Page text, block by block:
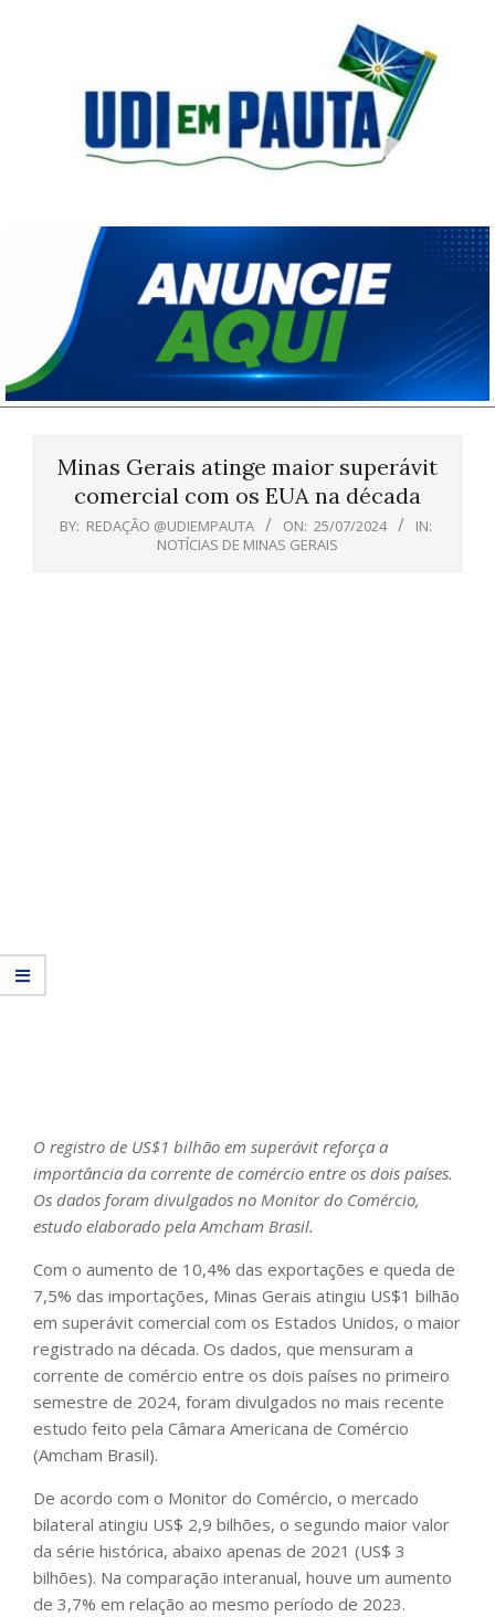
Pauta
Minas Gerais atinge maior superávit
comercial com os EUA na década
BY: REDAÇÃO @UDIEMPAUTA ON: 25/07/2024
IN:
NOTÍCIAS DE MINAS GERAIS
O registro de US$1 bilhão em superávit reforça a
importância da corrente de comércio entre os dois países.
Os dados foram divulgados no Monitor do Comércio,
estudo elaborado pela Amcham Brasil.
Com o aumento de 10,4% das exportações e queda de
7,5% das importações, Minas Gerais atingiu US$1 bilhão
em superávit comercial com os Estados Unidos, o maior
registrado na década. Os dados, que mensuram a
corrente de comércio entre os dois países no primeiro
semestre de 2024, foram divulgados no mais recente
estudo feito pela Câmara Americana de Comércio
(Amcham Brasil).
De acordo com o Monitor do Comércio, o mercado
bilateral atingiu US$ 2,9 bilhões, o segundo maior valor
da série histórica, abaixo apenas de 2021 (US$ 3
bilhões). Na comparação interanual, houve um aumento
de 3,7% em relação ao mesmo período de 2023.